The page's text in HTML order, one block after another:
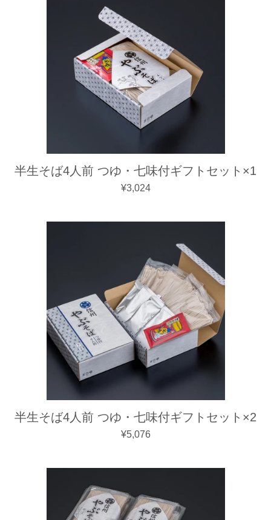
半生そば4人前 つゆ・七味付ギフトセット×1
通常価格
¥3,024
半生そば4人前 つゆ・七味付ギフトセット×2
通常価格
¥5,076